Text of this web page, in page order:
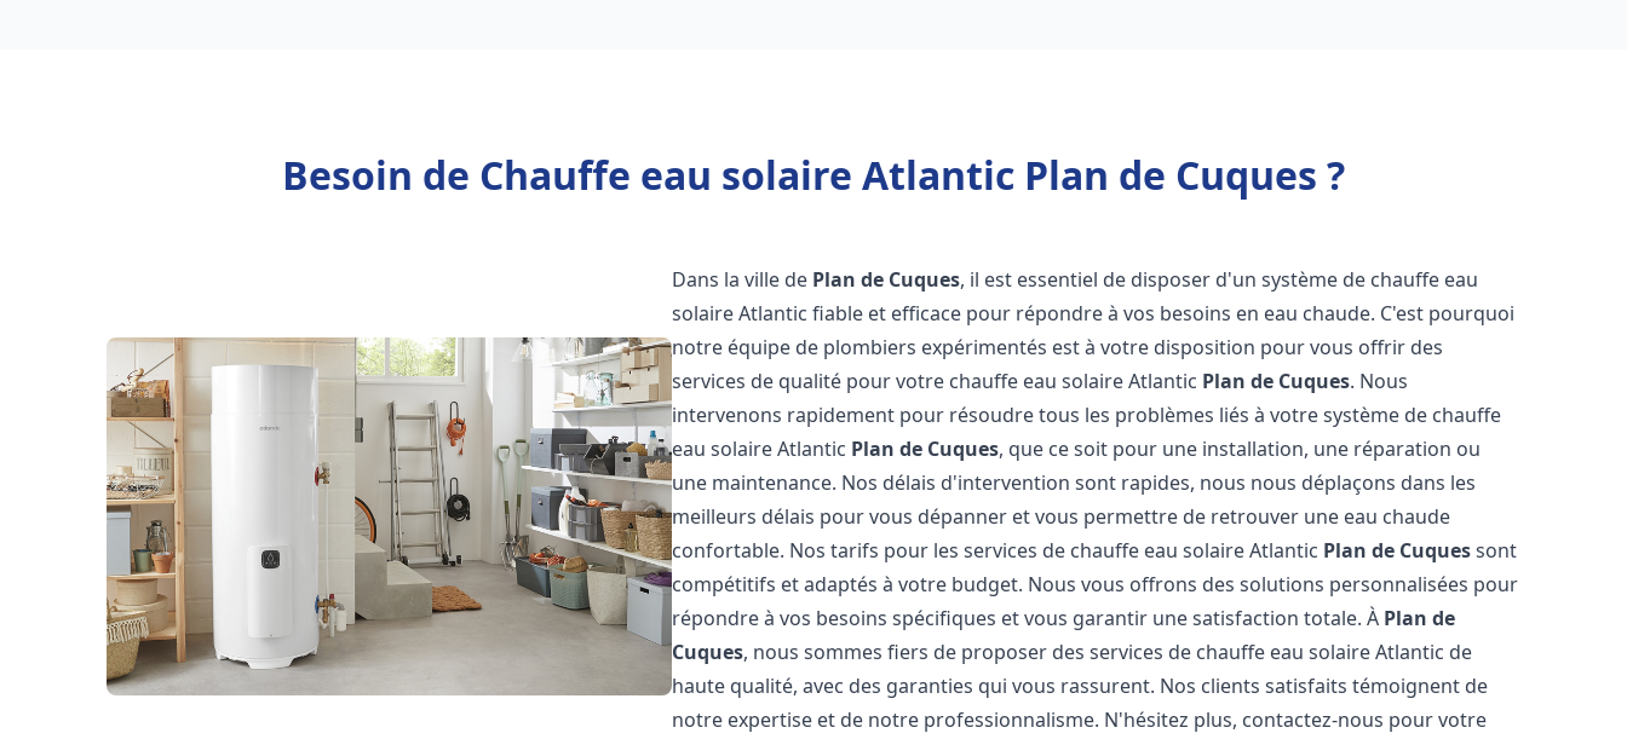
Besoin de Chauffe eau solaire Atlantic Plan de Cuques ?
Dans la ville de Plan de Cuques, il est essentiel de disposer d'un système de chauffe eau
solaire Atlantic fiable et efficace pour répondre à vos besoins en eau chaude. C'est pourquoi
notre équipe de plombiers expérimentés est à votre disposition pour vous offrir des
services de qualité pour votre chauffe eau solaire Atlantic Plan de Cuques. Nous
intervenons rapidement pour résoudre tous les problèmes liés à votre système de chauffe
eau solaire Atlantic Plan de Cuques, que ce soit pour une installation, une réparation ou
une maintenance. Nos délais d'intervention sont rapides, nous nous déplaçons dans les
meilleurs délais pour vous dépanner et vous permettre de retrouver une eau chaude
confortable. Nos tarifs pour les services de chauffe eau solaire Atlantic Plan de Cuquessont
compétitifs et adaptés à votre budget. Nous vous offrons des solutions personnalisées pour
répondre à vos besoins spécifiques et vous garantir une satisfaction totale. À Plan de
Cuques, nous sommes fiers de proposer des services de chauffe eau solaire Atlantic de
haute qualité, avec des garanties qui vous rassurent. Nos clients satisfaits témoignent de
notre expertise et de notre professionnalisme. N'hésitez plus, contactez-nous pour votre